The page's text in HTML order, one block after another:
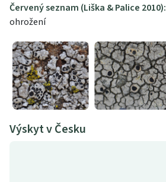
Červený seznam (Liška & Palice 2010):
ohrožení
Výskyt v Česku